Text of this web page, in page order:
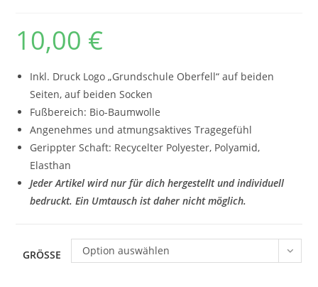
10,00 €
Inkl. Druck Logo „Grundschule Oberfell“ auf beiden
Seiten, auf beiden Socken
Fußbereich: Bio-Baumwolle
Angenehmes und atmungsaktives Tragegefühl
Gerippter Schaft: Recycelter Polyester, Polyamid,
Elasthan
Jeder Artikel wird nur für dich hergestellt und individuell
bedruckt. Ein Umtausch ist daher nicht möglich.
GRÖSSE Option auswählen